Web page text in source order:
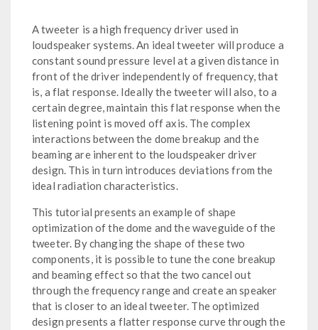
A tweeter is a high frequency driver used in
loudspeaker systems. An ideal tweeter will produce a
constant sound pressure level at a given distance in
front of the driver independently of frequency, that
is, a flat response. Ideally the tweeter will also, to a
certain degree, maintain this flat response when the
listening point is moved off axis. The complex
interactions between the dome breakup and the
beaming are inherent to the loudspeaker driver
design. This in turn introduces deviations from the
ideal radiation characteristics.
This tutorial presents an example of shape
optimization of the dome and the waveguide of the
tweeter. By changing the shape of these two
components, it is possible to tune the cone breakup
and beaming effect so that the two cancel out
through the frequency range and create an speaker
that is closer to an ideal tweeter. The optimized
design presents a flatter response curve through the